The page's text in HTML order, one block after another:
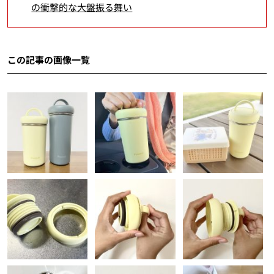
の衝撃的な大盤振る舞い
この記事の画像一覧